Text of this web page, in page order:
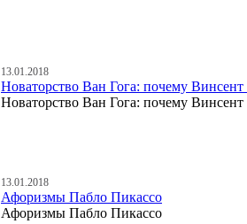
13.01.2018
Новаторство Ван Гога: почему
Новаторство Ван Гога: почему
13.01.2018
Афоризмы Пабло Пикассо
Афоризмы Пабло Пикассо